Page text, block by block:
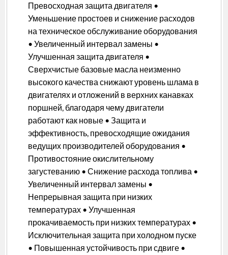
Превосходная защита двигателя •
Уменьшение простоев и снижение расходов
на техническое обслуживание оборудования
• Увеличенный интервал замены •
Улучшенная защита двигателя •
Сверхчистые базовые масла неизменно
высокого качества снижают уровень шлама в
двигателях и отложений в верхних канавках
поршней, благодаря чему двигатели
работают как новые • Защита и
эффективность, превосходящие ожидания
ведущих производителей оборудования •
Противостояние окислительному
загустеванию • Снижение расхода топлива •
Увеличенный интервал замены •
Непрерывная защита при низких
температурах • Улучшенная
прокачиваемость при низких температурах •
Исключительная защита при холодном пуске
• Повышенная устойчивость при сдвиге •